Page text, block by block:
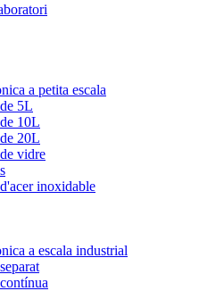
a petita escala
5L
10L
20L
vidre
inoxidable
a escala industrial